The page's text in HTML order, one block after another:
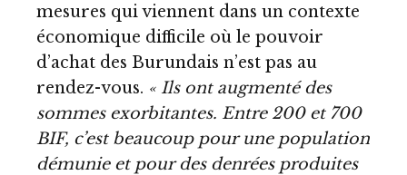
mesures qui viennent dans un contexte
économique difficile où le pouvoir
d’achat des Burundais n’est pas au
rendez-vous. « Ils ont augmenté des
sommes exorbitantes. Entre 200 et 700
BIF, c’est beaucoup pour une population
démunie et pour des denrées produites